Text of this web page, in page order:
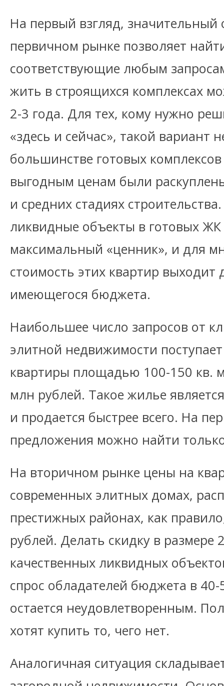
На первый взгляд,
первичном рынке позволяет
соответствующие любым
жить в строящихся комплексах
2-3 года. Для тех, кому нужно
«здесь и сейчас», такой вариант
большинстве готовых
выгодным ценам были
и средних стадиях
ликвидные объекты в готовых ЖК
максимальный «ценник», и для
стоимость этих квартир выходит
имеющегося бюджета.
Наибольшее число запросов от
элитной недвижимости
квартиры площадью 100-150 кв.
млн рублей. Такое жилье
и продается быстрее всего. На
предложения можно найти
На вторичном рынке цены на
современных элитных домах,
престижных районах, как
рублей. Делать скидку в размере
качественных ликвидных
спрос обладателей бюджета в
остается неудовлетворенным.
хотят купить то, чего нет.
Аналогичная ситуация